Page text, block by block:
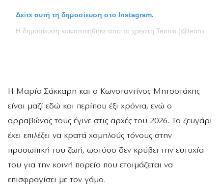
Δείτε αυτή τη δημοσίευση στο Instagram.
Η δημοσίευση κοινοποιήθηκε από το χρήστη Tennis
Η Μαρία Σάκκαρη και ο Κωνσταντίνος Μητσοτάκης
είναι μαζί εδώ και περίπου έξι χρόνια, ενώ ο
αρραβώνας τους έγινε στις αρχές του 2026. Το ζευγάρι
έχει επιλέξει να κρατά χαμηλούς τόνους στην
προσωπική του ζωή, ωστόσο δεν κρύβει την ευτυχία
του για την κοινή πορεία που ετοιμάζεται να
επισφραγίσει με τον γάμο.